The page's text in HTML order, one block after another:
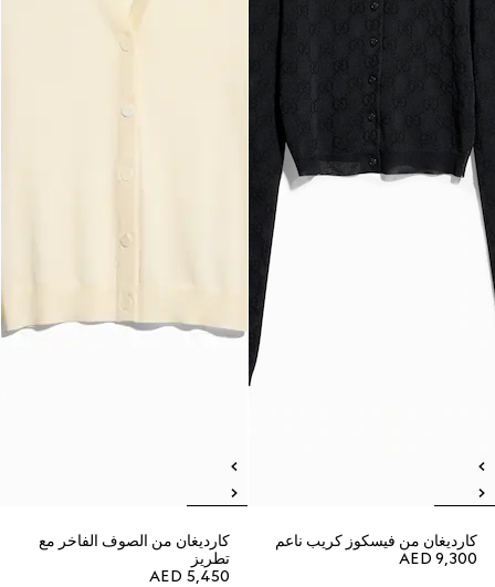
كارديغان من فيسكوز كريب ناعم
AED 9,300
كارديغان من الصوف الفاخر مع
تطريز
AED 5,450